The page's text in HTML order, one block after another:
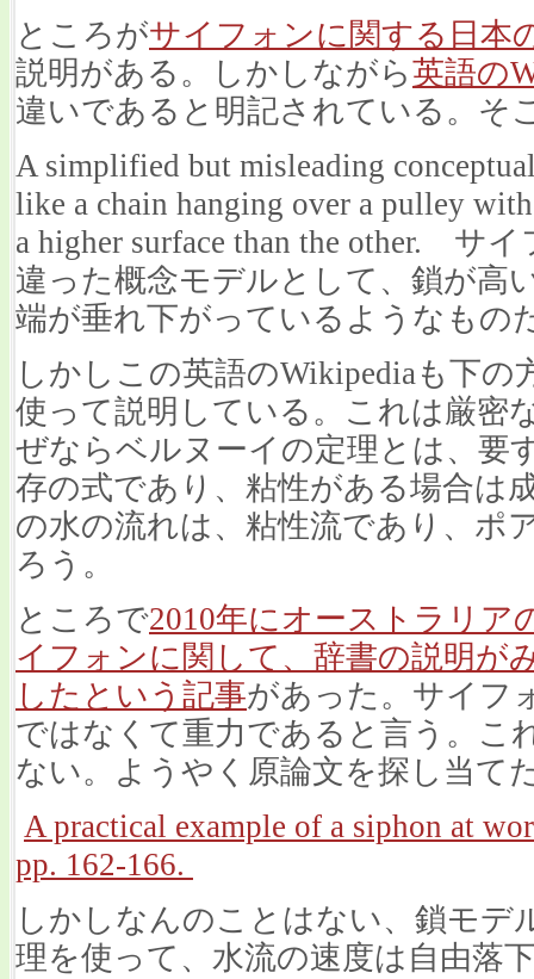
ところがサイフォンに関する日本
説明がある。しかしながら英語の
違いであると明記されている。そ
A simplified but misleading
like a chain hanging over a pulley
a higher surface than the other. サ
違った概念モデルとして、鎖が高
端が垂れ下がっているようなもの
しかしこの英語のWikipediaも下
使って説明している。これは厳密
ぜならベルヌーイの定理とは、要
存の式であり、粘性がある場合は
の水の流れは、粘性流であり、ポ
ろう。
ところで2010年にオーストラリア
イフォンに関して、辞書の説明が
したという記事があった。サイフ
ではなくて重力であると言う。こ
ない。ようやく原論文を探し当て
A practical example of a siphon at
pp. 162-166.
しかしなんのことはない、鎖モデ
理を使って、水流の速度は自由落